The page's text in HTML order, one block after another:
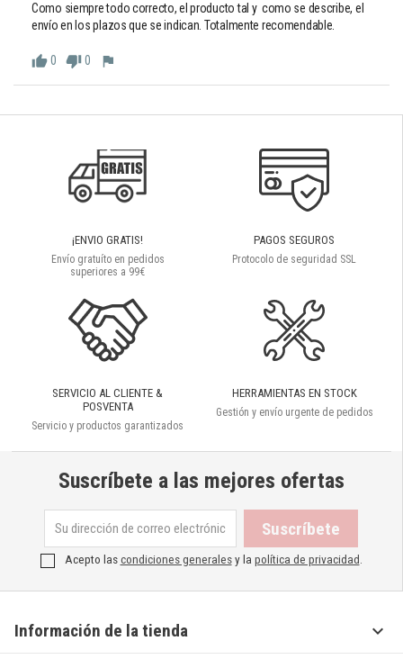
Como siempre todo correcto, el producto tal y  como se describe, el
envío en los plazos que se indican. Totalmente recomendable.
thumb_up0 thumb_down0 flag
¡ENVIO GRATIS!
Envío gratuíto en pedidos
superiores a 99€
PAGOS SEGUROS
Protocolo de seguridad SSL
SERVICIO AL CLIENTE &
POSVENTA
Servicio y productos garantizados
HERRAMIENTAS EN STOCK
Gestión y envío urgente de pedidos
Suscríbete a las mejores ofertas
Acepto lascondiciones generalesy la política de privacidad
Información de la tienda 